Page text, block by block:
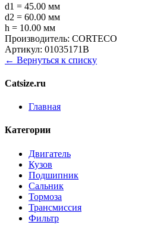
d1 = 45.00 мм
d2 = 60.00 мм
h = 10.00 мм
Производитель: CORTECO
Артикул: 01035171B
← Вернуться к списку
Catsize.ru
Главная
Категории
Двигатель
Кузов
Подшипник
Сальник
Тормоза
Трансмиссия
Фильтр